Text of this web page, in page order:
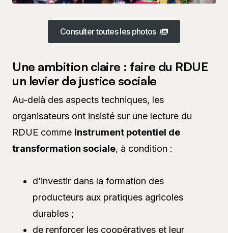
Consulter toutes les photos
Une ambition claire : faire du RDUE
un levier de justice sociale
Au-delà des aspects techniques, les
organisateurs ont insisté sur une lecture du
RDUE comme instrument potentiel de
transformation sociale, à condition :
d’investir dans la formation des
producteurs aux pratiques agricoles
durables ;
de renforcer les coopératives et leur